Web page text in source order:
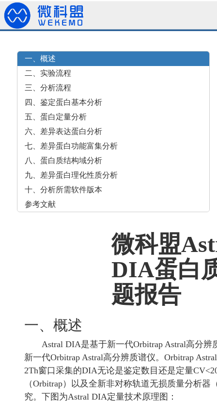
一、概述
二、实验流程
三、分析流程
四、鉴定蛋白基本分析
五、蛋白定量分析
六、差异表达蛋白分析
七、差异蛋白功能富集分析
八、蛋白质结构域分析
九、差异蛋白理化性质分析
十、分析所需软件版本
参考文献
微科盟
DIA蛋白
题报告
一、概述
Astral DIA是基于新一代Orbitrap Astral高分辨
新一代Orbitrap Astral高分辨质谱仪。Orbitrap
2Th窗口采集的DIA无论是鉴定数目还是定量
（Orbitrap）以及全新非对称轨道无损质量分析
究。下图为Astral DIA定量技术原理图：